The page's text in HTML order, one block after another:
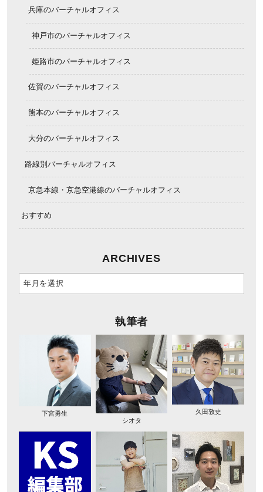
兵庫のバーチャルオフィス
神戸市のバーチャルオフィス
姫路市のバーチャルオフィス
佐賀のバーチャルオフィス
熊本のバーチャルオフィス
大分のバーチャルオフィス
路線別バーチャルオフィス
京急本線・京急空港線のバーチャルオフィス
おすすめ
ARCHIVES
執筆者
下宮勇生
シオタ
久田敦史